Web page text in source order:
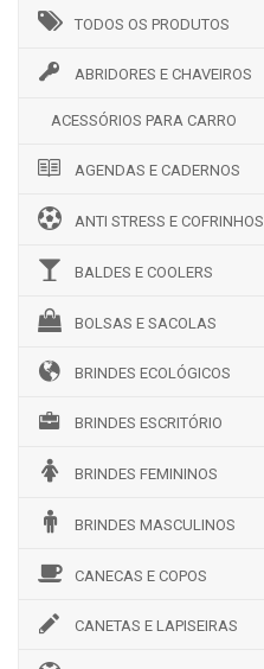
TODOS OS PRODUTOS
ABRIDORES E CHAVEIROS
ACESSÓRIOS PARA CARRO
AGENDAS E CADERNOS
ANTI STRESS E COFRINHOS
BALDES E COOLERS
BOLSAS E SACOLAS
BRINDES ECOLÓGICOS
BRINDES ESCRITÓRIO
BRINDES FEMININOS
BRINDES MASCULINOS
CANECAS E COPOS
CANETAS E LAPISEIRAS